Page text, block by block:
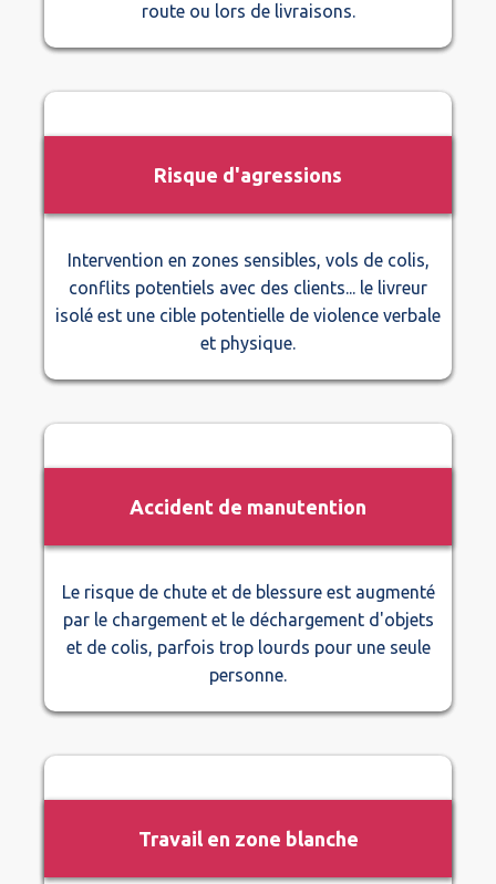
route ou lors de livraisons.
Risque d'agressions
Intervention en zones sensibles, vols de colis,
conflits potentiels avec des clients... le livreur
isolé est une cible potentielle de violence verbale
et physique.
Accident de manutention
Le risque de chute et de blessure est augmenté
par le chargement et le déchargement d'objets
et de colis, parfois trop lourds pour une seule
personne.
Travail en zone blanche